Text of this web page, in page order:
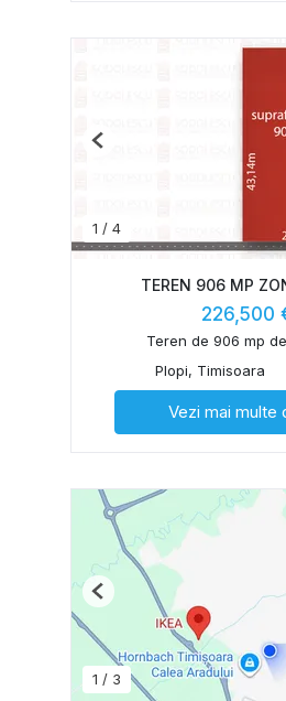
1 / 4
Previous
TEREN 906 MP
226,500
Teren de 906 mp
Plopi, Timisoara
Vezi mai multe
1 / 3
Previous